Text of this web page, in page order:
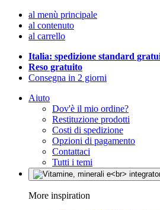
al menù principale
al contenuto
al carrello
Italia: spedizione standard
Reso gratuito
Consegna in 2 giorni
Aiuto
Dov'è il mio ordine?
Restituzione prodotti
Costi di spedizione
Opzioni di pagamento
Contattaci
Tutti i temi
More inspiration